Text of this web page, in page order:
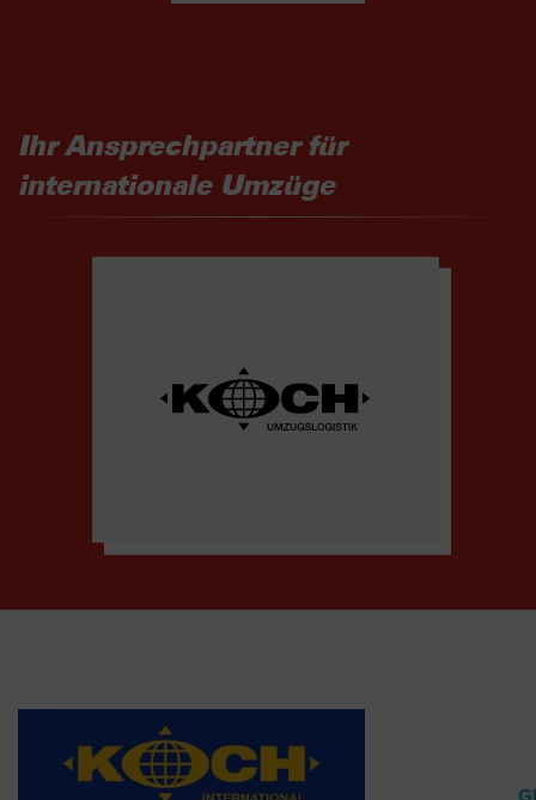
Ihr Ansprechpartner für
internationale Umzüge